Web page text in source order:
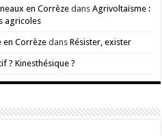
en Corrèze dansAgrivoltaïsme :
agricoles
en Corrèze dansRésister, exister
? Kinesthésique ?